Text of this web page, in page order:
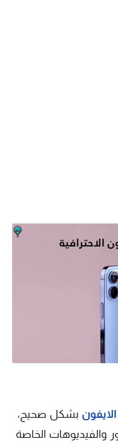
بشكل صحيح،
الخاصة